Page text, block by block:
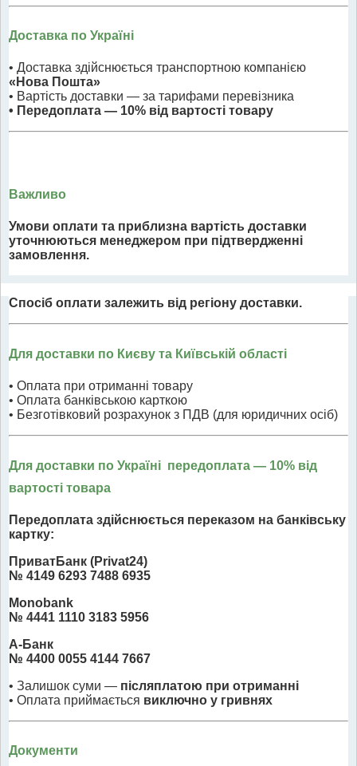
Доставка по Україні
• Доставка здійснюється транспортною компанією
«Нова Пошта»
• Вартість доставки — за тарифами перевізника
• Передоплата — 10% від вартості товару
Важливо
Умови оплати та приблизна вартість доставки
уточнюються менеджером при підтвердженні
замовлення.
Спосіб оплати залежить від регіону доставки.
Для доставки по Києву та Київській області
• Оплата при отриманні товару
• Оплата банківською карткою
• Безготівковий розрахунок з ПДВ (для юридичних осіб)
Для доставки по Україні передоплата — 10% від
вартості товара
Передоплата здійснюється переказом на банківську
картку:
ПриватБанк (Privat24)
№ 4149 6293 7488 6935
Monobank
№ 4441 1110 3183 5956
А-Банк
№ 4400 0055 4144 7667
• Залишок суми — післяплатою при отриманні
• Оплата приймається виключно у гривнях
Документи